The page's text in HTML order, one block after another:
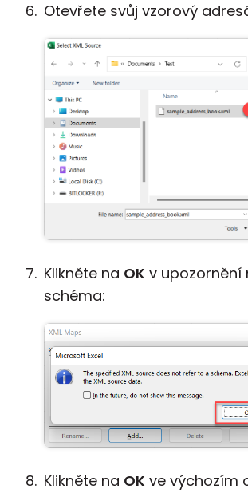
Otevřete svůj vzorový
Klikněte na OK v upozornění
schéma:
Klikněte na OK ve výchozím